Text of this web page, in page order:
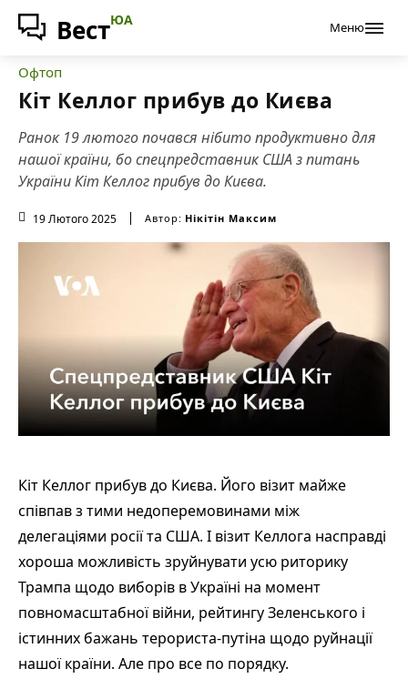
ВестЮА Меню
Офтоп
Кіт Келлог прибув до Києва
Ранок 19 лютого почався нібито продуктивно для
нашої країни, бо спецпредставник США з питань
України Кіт Келлог прибув до Києва.
19 Лютого 2025 Автор: Нікітін Максим
Кіт Келлог прибув до Києва. Його візит майже
співпав з тими недоперемовинами між
делегаціями росії та США. І візит Келлога насправді
хороша можливість зруйнувати усю риторику
Трампа щодо виборів в Україні на момент
повномасштабної війни, рейтингу Зеленського і
істинних бажань терориста-путіна щодо руйнації
нашої країни. Але про все по порядку.